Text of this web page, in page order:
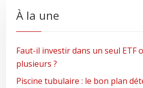
À la une
Faut-il investir dans un seul ETF
plusieurs ?
Piscine tubulaire : le bon plan